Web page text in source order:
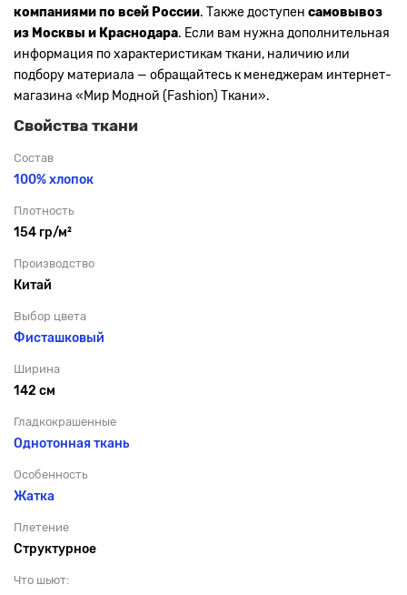
компаниями по всей России. Также доступен самовывоз
из Москвы и Краснодара. Если вам нужна дополнительная
информация по характеристикам ткани, наличию или
подбору материала — обращайтесь к менеджерам интернет-
магазина «Мир Модной (Fashion) Ткани».
Свойства ткани
Состав
100% хлопок
Плотность
154 гр/м²
Производство
Китай
Выбор цвета
Фисташковый
Ширина
142 см
Гладкокрашенные
Однотонная ткань
Особенность
Жатка
Плетение
Структурное
Что шьют: